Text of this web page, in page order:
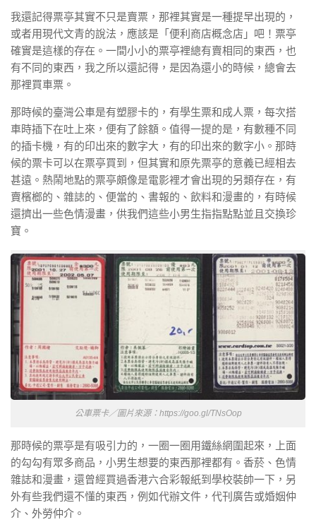
我還記得票亭其實不只是賣票，那裡其實是一種提早出現的，
或者用現代文青的說法，應該是「便利商店概念店」吧！票亭
確實是這樣的存在。一間小小的票亭裡總有賣相同的東西，也
有不同的東西，我之所以還記得，是因為還小的時候，總會去
那裡買車票。
那時候的臺灣公車是有塑膠卡的，有學生票和成人票，每次搭
車時插下在吐上來，便有了餘額。值得一提的是，有數種不同
的插卡機，有的印出來的數字大，有的印出來的數字小。那時
候的票卡可以在票亭買到，但其實和原先票亭的意義已經相去
甚遠。熱鬧地點的票亭頗像是電影裡才會出現的另類存在，有
賣檳榔的、雜誌的、便當的、書報的、飲料和漫畫的，有時候
還擠出一些色情漫畫，供我們這些小男生指指點點並且交換珍
寶。
公車票卡／圖片來源：https://goo.gl/TNsOop
那時候的票亭是有吸引力的，一圈一圈用鐵絲網圍起來，上面
的勾勾有眾多商品，小男生想要的東西那裡都有。香菸、色情
雜誌和漫畫，還曾經買過香港六合彩報紙到學校裝帥一下，另
外有些我們還不懂的東西，例如代辦文件，代刊廣告或婚姻仲
介、外勞仲介。